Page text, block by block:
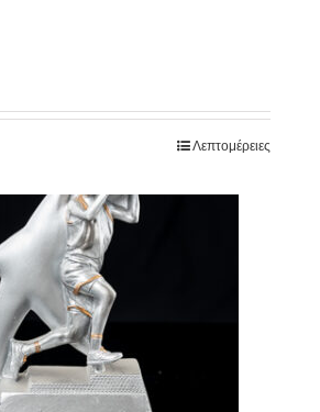
Λεπτομέρειες